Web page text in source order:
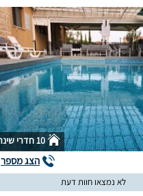
10 חדרי שינה
הצג מספר
לא נמצאו חוות דעת